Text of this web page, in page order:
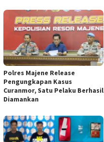
Polres Majene Release
Pengungkapan Kasus
Curanmor, Satu Pelaku Berhasil
Diamankan